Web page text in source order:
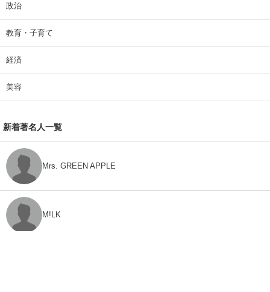
政治
教育・子育て
経済
美容
新着著名人一覧
Mrs. GREEN APPLE
M!LK